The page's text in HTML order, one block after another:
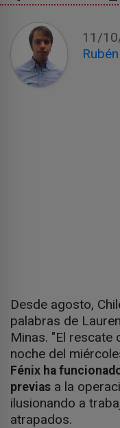
11/
Desde agosto,
palabras de
Minas. "El rescate
noche del
Fénix ha
previas a la
ilusionando a
atrapados.